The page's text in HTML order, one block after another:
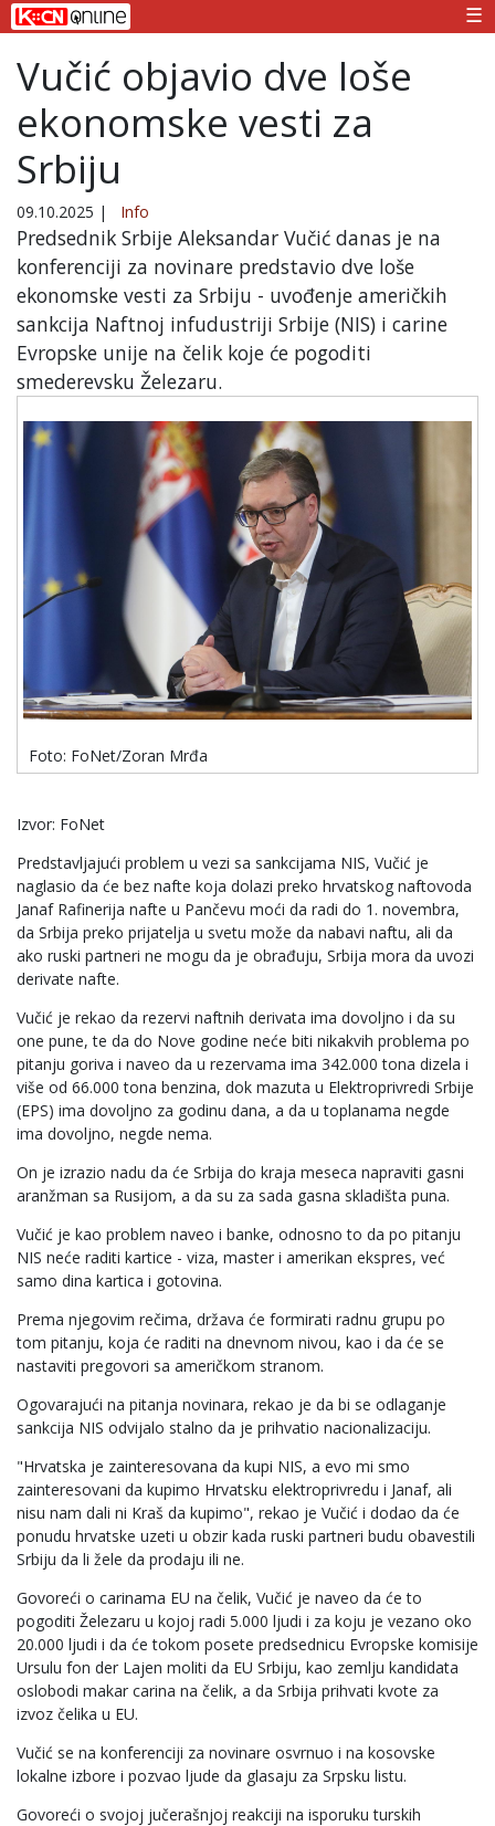
☰
Vučić objavio dve loše
ekonomske vesti za
Srbiju
09.10.2025 | Info
Predsednik Srbije Aleksandar Vučić danas je na
konferenciji za novinare predstavio dve loše
ekonomske vesti za Srbiju - uvođenje američkih
sankcija Naftnoj infudustriji Srbije (NIS) i carine
Evropske unije na čelik koje će pogoditi
smederevsku Železaru.
Foto: FoNet/Zoran Mrđa
Izvor: FoNet
Predstavljajući problem u vezi sa sankcijama NIS, Vučić je
naglasio da će bez nafte koja dolazi preko hrvatskog naftovoda
Janaf Rafinerija nafte u Pančevu moći da radi do 1. novembra,
da Srbija preko prijatelja u svetu može da nabavi naftu, ali da
ako ruski partneri ne mogu da je obrađuju, Srbija mora da uvozi
derivate nafte.
Vučić je rekao da rezervi naftnih derivata ima dovoljno i da su
one pune, te da do Nove godine neće biti nikakvih problema po
pitanju goriva i naveo da u rezervama ima 342.000 tona dizela i
više od 66.000 tona benzina, dok mazuta u Elektroprivredi Srbije
(EPS) ima dovoljno za godinu dana, a da u toplanama negde
ima dovoljno, negde nema.
On je izrazio nadu da će Srbija do kraja meseca napraviti gasni
aranžman sa Rusijom, a da su za sada gasna skladišta puna.
Vučić je kao problem naveo i banke, odnosno to da po pitanju
NIS neće raditi kartice - viza, master i amerikan ekspres, već
samo dina kartica i gotovina.
Prema njegovim rečima, država će formirati radnu grupu po
tom pitanju, koja će raditi na dnevnom nivou, kao i da će se
nastaviti pregovori sa američkom stranom.
Ogovarajući na pitanja novinara, rekao je da bi se odlaganje
sankcija NIS odvijalo stalno da je prihvatio nacionalizaciju.
"Hrvatska je zainteresovana da kupi NIS, a evo mi smo
zainteresovani da kupimo Hrvatsku elektroprivredu i Janaf, ali
nisu nam dali ni Kraš da kupimo", rekao je Vučić i dodao da će
ponudu hrvatske uzeti u obzir kada ruski partneri budu obavestili
Srbiju da li žele da prodaju ili ne.
Govoreći o carinama EU na čelik, Vučić je naveo da će to
pogoditi Železaru u kojoj radi 5.000 ljudi i za koju je vezano oko
20.000 ljudi i da će tokom posete predsednicu Evropske komisije
Ursulu fon der Lajen moliti da EU Srbiju, kao zemlju kandidata
oslobodi makar carina na čelik, a da Srbija prihvati kvote za
izvoz čelika u EU.
Vučić se na konferenciji za novinare osvrnuo i na kosovske
lokalne izbore i pozvao ljude da glasaju za Srpsku listu.
Govoreći o svojoj jučerašnjoj reakciji na isporuku turskih